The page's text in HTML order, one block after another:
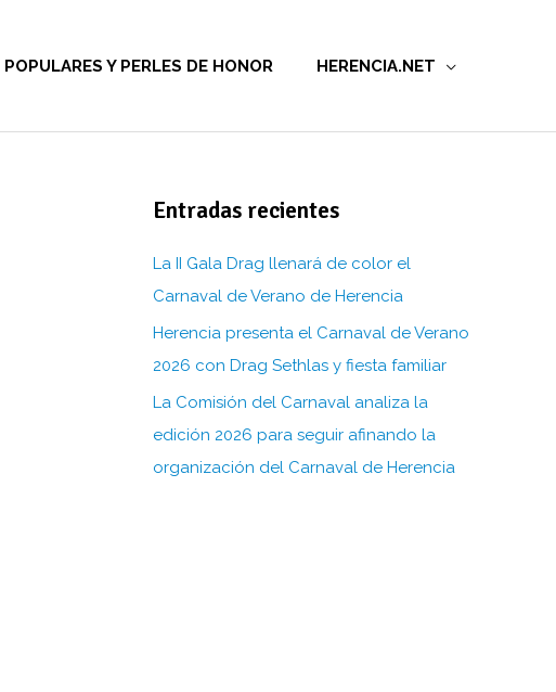
POPULARES Y PERLES DE HONOR HERENCIA.NET
Entradas recientes
La II Gala Drag llenará de color el
Carnaval de Verano de Herencia
Herencia presenta el Carnaval de Verano
2026 con Drag Sethlas y fiesta familiar
La Comisión del Carnaval analiza la
edición 2026 para seguir afinando la
organización del Carnaval de Herencia